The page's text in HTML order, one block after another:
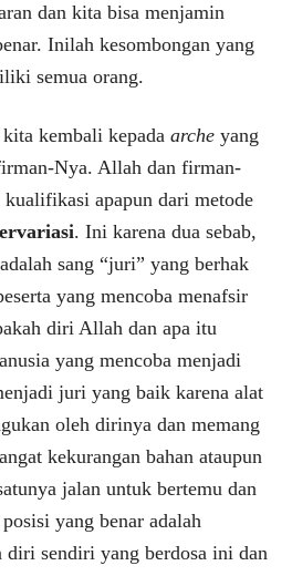
dan kita bisa menjamin
Inilah kesombongan yang
semua orang.
kembali kepada archeyang
Nya. Allah dan firman-
apapun dari metode
. Ini karena dua sebab,
sang “juri” yang berhak
yang mencoba menafsir
diri Allah dan apa itu
yang mencoba menjadi
juri yang baik karena alat
oleh dirinya dan memang
kekurangan bahan ataupun
jalan untuk bertemu dan
yang benar adalah
diri sendiri yang berdosa ini dan